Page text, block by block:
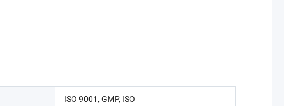
ISO 9001, GMP, ISO